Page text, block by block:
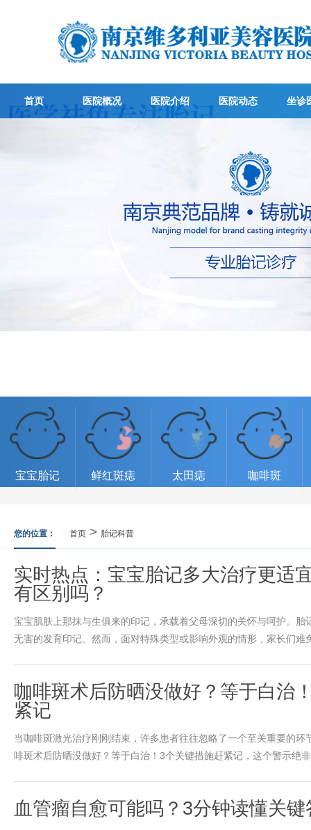
首页 医院概况 医院介绍 医院动态 坐诊
宝宝胎记 鲜红斑痣 太田痣 咖啡斑
您的位置： 首页 > 胎记科普
实时热点：宝宝胎记多大治疗更适
有区别吗？
宝宝肌肤上那抹与生俱来的印记，承载着父母深切的关怀与呵护。胎
无害的发育印记。然而，面对特殊类型或影响外观的情形，家长们难
咖啡斑术后防晒没做好？等于白治
紧记
当咖啡斑激光治疗刚刚结束，许多患者往往忽略了一个至关重要的
啡斑术后防晒没做好？等于白治！3个关键措施赶紧记，这个警示绝
血管瘤自愈可能吗？3分钟读懂关键